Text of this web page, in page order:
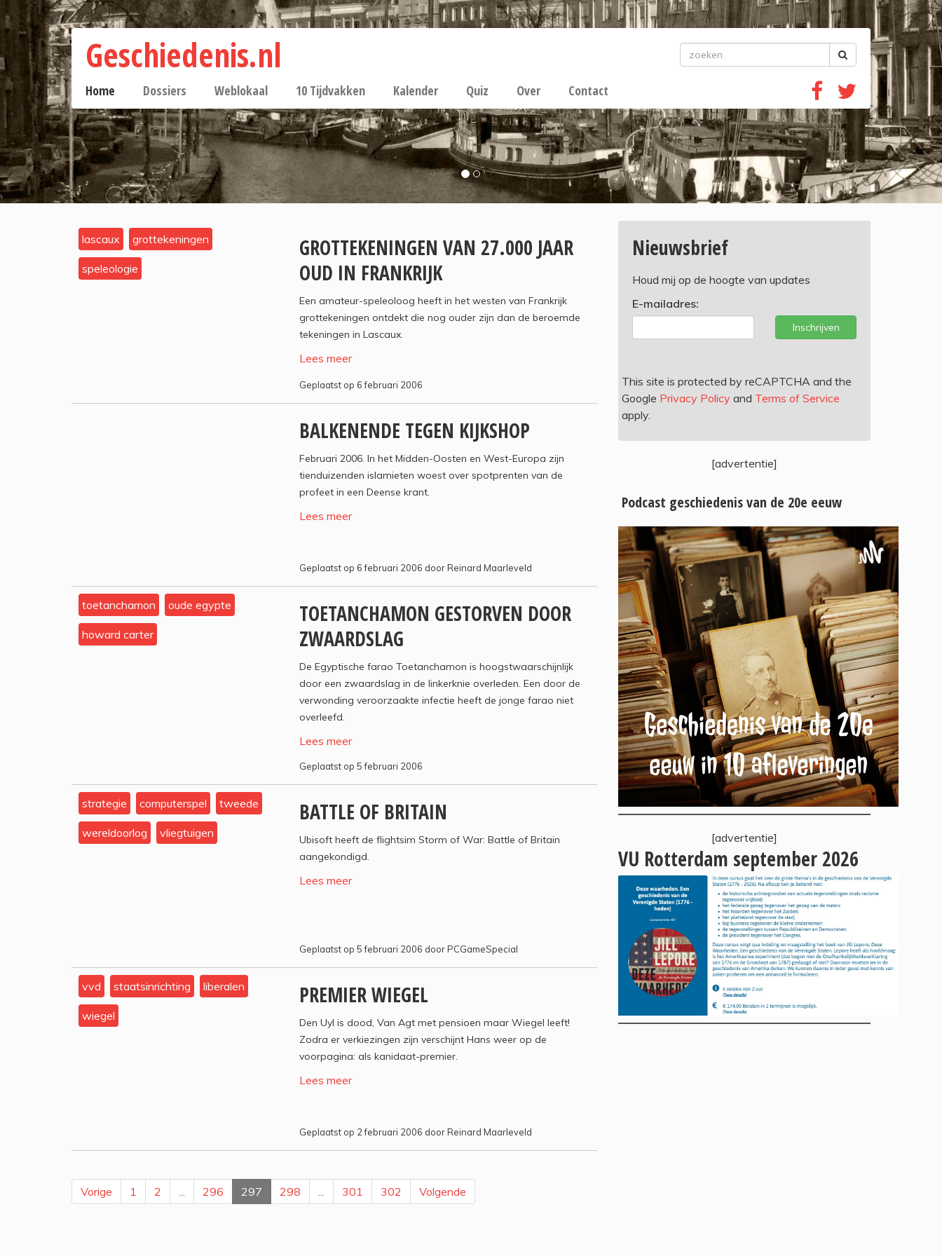
Geschiedenis.nl
Home Dossiers Weblokaal 10 Tijdvakken Kalender Quiz Over Contact
lascaux grottekeningen
speleologie
GROTTEKENINGEN VAN 27.000 JAAR
OUD IN FRANKRIJK
Een amateur-speleoloog heeft in het westen van Frankrijk
grottekeningen ontdekt die nog ouder zijn dan de beroemde
tekeningen in Lascaux.
Lees meer
Geplaatst op 6 februari 2006
BALKENENDE TEGEN KIJKSHOP
Februari 2006. In het Midden-Oosten en West-Europa zijn
tienduizenden islamieten woest over spotprenten van de
profeet in een Deense krant.
Lees meer
Geplaatst op 6 februari 2006 door Reinard Maarleveld
toetanchamon oude egypte
howard carter
TOETANCHAMON GESTORVEN DOOR
ZWAARDSLAG
De Egyptische farao Toetanchamon is hoogstwaarschijnlijk
door een zwaardslag in de linkerknie overleden. Een door de
verwonding veroorzaakte infectie heeft de jonge farao niet
overleefd.
Lees meer
Geplaatst op 5 februari 2006
strategie computerspel tweede
wereldoorlog vliegtuigen
BATTLE OF BRITAIN
Ubisoft heeft de flightsim Storm of War: Battle of Britain
aangekondigd.
Lees meer
Geplaatst op 5 februari 2006 door PCGameSpecial
vvd staatsinrichting liberalen
wiegel
PREMIER WIEGEL
Den Uyl is dood, Van Agt met pensioen maar Wiegel leeft!
Zodra er verkiezingen zijn verschijnt Hans weer op de
voorpagina: als kanidaat-premier.
Lees meer
Geplaatst op 2 februari 2006 door Reinard Maarleveld
Vorige 1 2 ... 296 297 298 ... 301 302 Volgende
Nieuwsbrief
Houd mij op de hoogte van updates
E-mailadres:
Inschrijven
This site is protected by reCAPTCHA and the
Google Privacy Policy and Terms of Service
apply.
[advertentie]
Podcast geschiedenis van de 20e eeuw
[advertentie]
VU Rotterdam september 2026